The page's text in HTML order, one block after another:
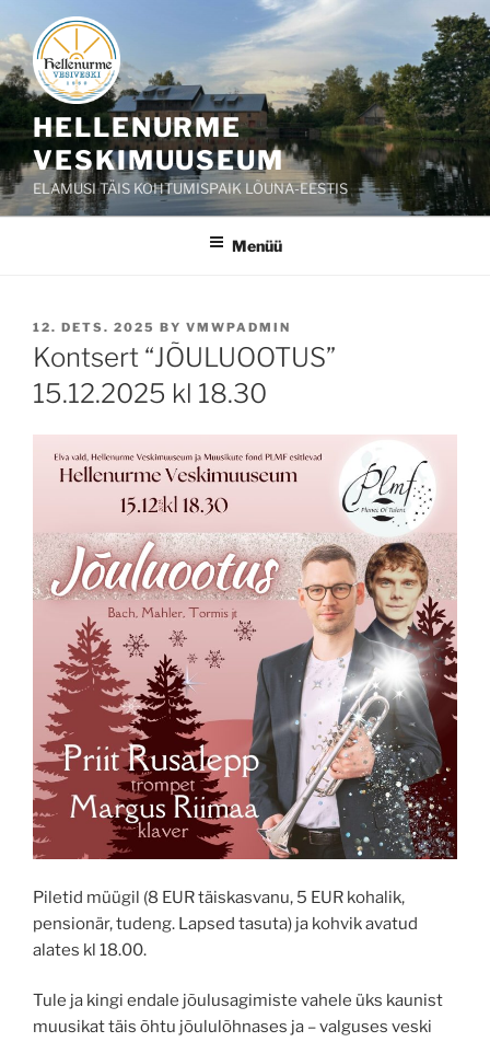
sisu
juurde
HELLENURME
VESKIMUUSEUM
ELAMUSI TÄIS KOHTUMISPAIK LÕUNA-EESTIS
Menüü
POSTED
ON
12. DETS. 2025 BY VMWPADMIN
Kontsert “JÕULUOOTUS”
15.12.2025 kl 18.30
Piletid müügil (8 EUR täiskasvanu, 5 EUR kohalik,
pensionär, tudeng. Lapsed tasuta) ja kohvik avatud
alates kl 18.00.
Tule ja kingi endale jõulusagimiste vahele üks kaunist
muusikat täis õhtu jõululõhnases ja – valguses veski